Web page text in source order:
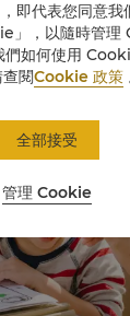
即代表您同意我
」，以隨時管理
們如何使用
閱Cookie 政策
管理 Cookie
全部接受